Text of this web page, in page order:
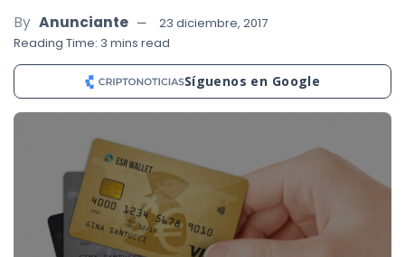
By Anunciante
23 diciembre, 2017
Reading Time: 3 mins read
Síguenos en Google